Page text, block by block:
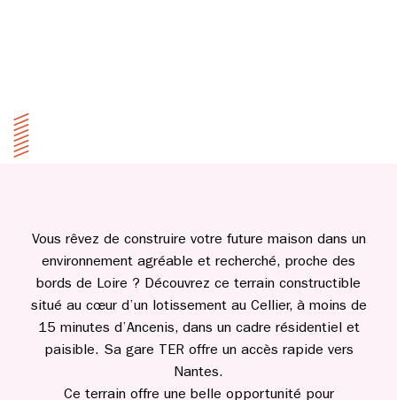
Vous rêvez de construire votre future maison dans un
environnement agréable et recherché, proche des
bords de Loire ? Découvrez ce terrain constructible
situé au cœur d’un lotissement au Cellier, à moins de
15 minutes d’Ancenis, dans un cadre résidentiel et
paisible. Sa gare TER offre un accès rapide vers
Nantes.
Ce terrain offre une belle opportunité pour